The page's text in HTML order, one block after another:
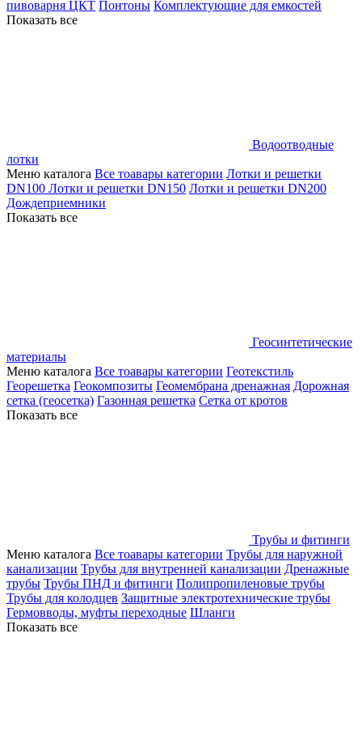
пивоварня ЦКТ Понтоны Комплектующие для емкостей
Показать все
Водоотводные
лотки
Меню каталога Все тоавары категории Лотки и решетки
DN100 Лотки и решетки DN150 Лотки и решетки DN200
Дождеприемники
Показать все
Геосинтетические
материалы
Меню каталога Все тоавары категории Геотекстиль
Георешетка Геокомпозиты Геомембрана дренажная Дорожная
сетка (геосетка) Газонная решетка Сетка от кротов
Показать все
Трубы и фитинги
Меню каталога Все тоавары категории Трубы для наружной
канализации Трубы для внутренней канализации Дренажные
трубы Трубы ПНД и фитинги Полипропиленовые трубы
Трубы для колодцев Защитные электротехнические трубы
Гермовводы, муфты переходные Шланги
Показать все